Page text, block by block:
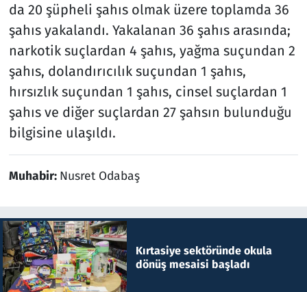
da 20 şüpheli şahıs olmak üzere toplamda 36
şahıs yakalandı. Yakalanan 36 şahıs arasında;
narkotik suçlardan 4 şahıs, yağma suçundan 2
şahıs, dolandırıcılık suçundan 1 şahıs,
hırsızlık suçundan 1 şahıs, cinsel suçlardan 1
şahıs ve diğer suçlardan 27 şahsın bulunduğu
bilgisine ulaşıldı.
Muhabir: Nusret Odabaş
Kırtasiye sektöründe okula
dönüş mesaisi başladı